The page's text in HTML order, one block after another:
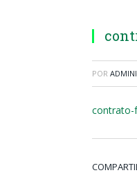
POR
contrato-